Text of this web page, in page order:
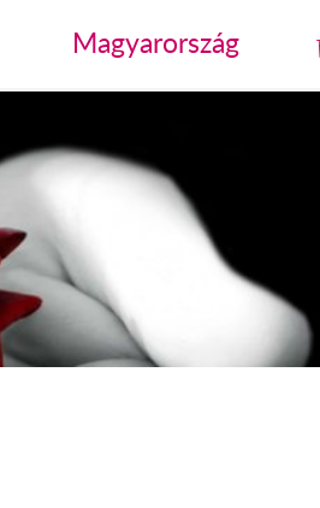
Magyarország